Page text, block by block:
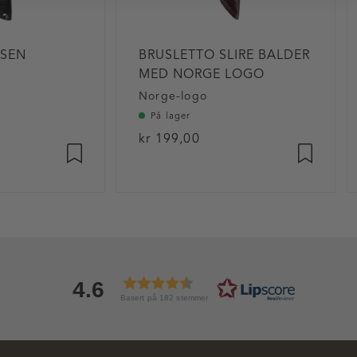
BRUSLETTO SLIRE BALDER
MED NORGE LOGO
Norge-logo
På lager
kr 199,00
4.6 Basert på 182 stemmer